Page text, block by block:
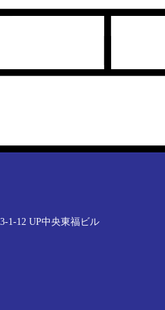
1-12 UP中央東福ビル